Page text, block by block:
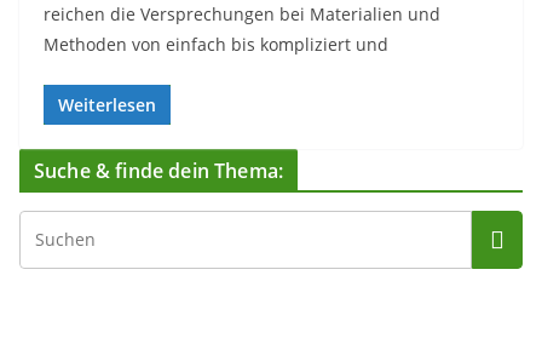
reichen die Versprechungen bei Materialien und
Methoden von einfach bis kompliziert und
Weiterlesen
Suche & finde dein Thema: